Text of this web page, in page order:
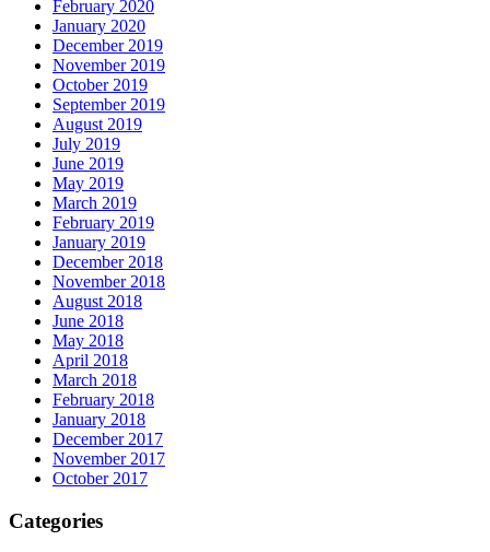
February 2020
January 2020
December 2019
November 2019
October 2019
September 2019
August 2019
July 2019
June 2019
May 2019
March 2019
February 2019
January 2019
December 2018
November 2018
August 2018
June 2018
May 2018
April 2018
March 2018
February 2018
January 2018
December 2017
November 2017
October 2017
Categories